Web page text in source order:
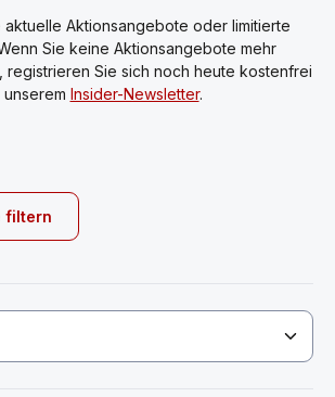
aktuelle Aktionsangebote oder limitierte
Sie keine Aktionsangebote mehr
registrieren Sie sich noch heute kostenfrei
unserem Insider-Newsletter.
filtern